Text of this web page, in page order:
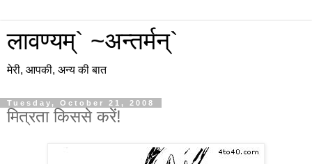
लावण्यम्` ~अन्तर्मन्`
मेरी, आपकी, अन्य की बात
Tuesday, October 21, 2008
मित्रता किससे करें!